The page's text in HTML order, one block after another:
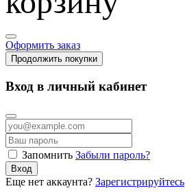
Оформить заказ
Продолжить покупки
Вход в личный кабинет
Запомнить Забыли пароль?
Вход
Еще нет аккаунта? Зарегистрируйтесь